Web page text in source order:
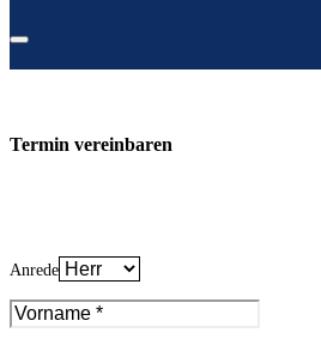
Termin vereinbaren
Anrede